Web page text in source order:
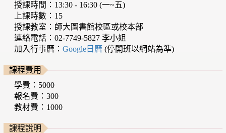
授課時間：13:30 - 16:30 (一~五)
上課時數：15
授課教室：師大圖書館校區或校本部
連絡電話：02-7749-5827 李小姐
加入行事曆：Google日曆(停開班以網站為準)
課程費用
學費：5000
報名費：300
教材費：1000
課程說明